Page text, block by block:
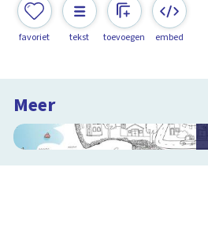
favoriet tekst toevoegen embed
Meer